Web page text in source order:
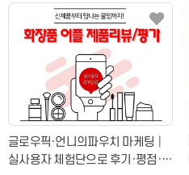
글로우픽·언니의파우치 마케팅│
실사용자 체험단으로 후기·평점·랭